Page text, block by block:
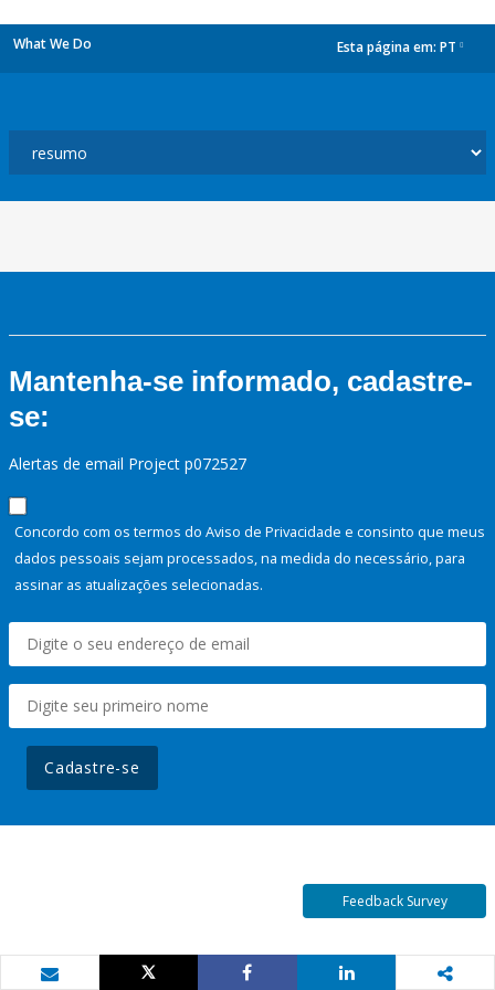
What We Do Esta página em: PT
Mantenha-se informado, cadastre-
se:
Alertas de email Project p072527
Concordo com os termos do Aviso de Privacidade e consinto que meus
dados pessoais sejam processados, na medida do necessário, para
assinar as atualizações selecionadas.
Cadastre-se
Feedback Survey